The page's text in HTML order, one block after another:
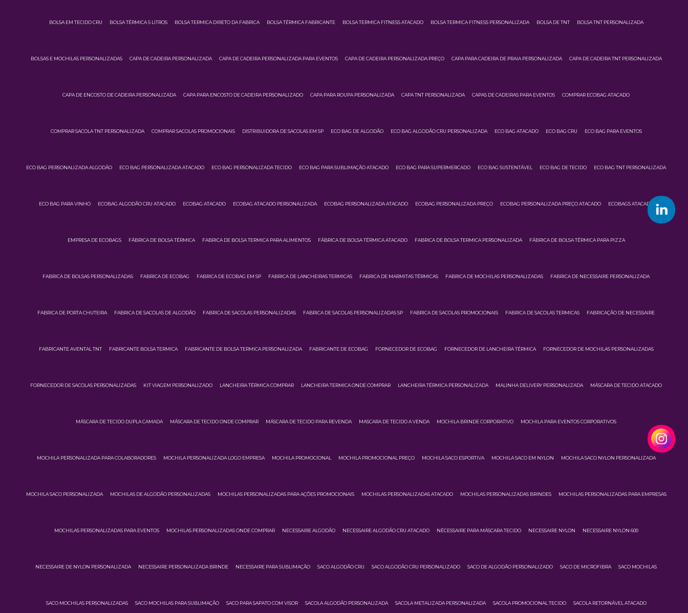
BOLSA EM TECIDO CRU BOLSA TÉRMICA 5 LITROS BOLSA TERMICA DIRETO DA FABRICA BOLSA TÉRMICA FABRICANTE BOLSA TERMICA FITNESS ATACADO BOLSA TERMICA FITNESS PERSONALIZADA BOLSA DE TNT BOLSA TNT PERSONALIZADA
BOLSAS E MOCHILAS PERSONALIZADAS CAPA DE CADEIRA PERSONALIZADA CAPA DE CADEIRA PERSONALIZADA PARA EVENTOS CAPA DE CADEIRA PERSONALIZADA PREÇO CAPA PARA CADEIRA DE PRAIA PERSONALIZADA CAPA DE CADEIRA TNT PERSONALIZADA
CAPA DE ENCOSTO DE CADEIRA PERSONALIZADA CAPA PARA ENCOSTO DE CADEIRA PERSONALIZADO CAPA PARA ROUPA PERSONALIZADA CAPA TNT PERSONALIZADA CAPAS DE CADEIRAS PARA EVENTOS COMPRAR ECOBAG ATACADO
COMPRAR SACOLA TNT PERSONALIZADA COMPRAR SACOLAS PROMOCIONAIS DISTRIBUIDORA DE SACOLAS EM SP ECO BAG DE ALGODÃO ECO BAG ALGODÃO CRU PERSONALIZADA ECO BAG ATACADO ECO BAG CRU ECO BAG PARA EVENTOS
ECO BAG PERSONALIZADA ALGODÃO ECO BAG PERSONALIZADA ATACADO ECO BAG PERSONALIZADA TECIDO ECO BAG PARA SUBLIMAÇÃO ATACADO ECO BAG PARA SUPERMERCADO ECO BAG SUSTENTÁVEL ECO BAG DE TECIDO ECO BAG TNT PERSONALIZADA
ECO BAG PARA VINHO ECOBAG ALGODÃO CRU ATACADO ECOBAG ATACADO ECOBAG ATACADO PERSONALIZADA ECOBAG PERSONALIZADA ATACADO ECOBAG PERSONALIZADA PREÇO ECOBAG PERSONALIZADA PREÇO ATACADO ECOBAGS ATACADO
EMPRESA DE ECOBAGS FÁBRICA DE BOLSA TÉRMICA FABRICA DE BOLSA TERMICA PARA ALIMENTOS FÁBRICA DE BOLSA TÉRMICA ATACADO FABRICA DE BOLSA TERMICA PERSONALIZADA FÁBRICA DE BOLSA TÉRMICA PARA PIZZA
FABRICA DE BOLSAS PERSONALIZADAS FABRICA DE ECOBAG FABRICA DE ECOBAG EM SP FABRICA DE LANCHEIRAS TERMICAS FABRICA DE MARMITAS TÉRMICAS FABRICA DE MOCHILAS PERSONALIZADAS FABRICA DE NECESSAIRE PERSONALIZADA
FABRICA DE PORTA CHUTEIRA FABRICA DE SACOLAS DE ALGODÃO FABRICA DE SACOLAS PERSONALIZADAS FABRICA DE SACOLAS PERSONALIZADAS SP FABRICA DE SACOLAS PROMOCIONAIS FABRICA DE SACOLAS TERMICAS FABRICAÇÃO DE NECESSAIRE
FABRICANTE AVENTAL TNT FABRICANTE BOLSA TERMICA FABRICANTE DE BOLSA TERMICA PERSONALIZADA FABRICANTE DE ECOBAG FORNECEDOR DE ECOBAG FORNECEDOR DE LANCHEIRA TÉRMICA FORNECEDOR DE MOCHILAS PERSONALIZADAS
FORNECEDOR DE SACOLAS PERSONALIZADAS KIT VIAGEM PERSONALIZADO LANCHEIRA TÉRMICA COMPRAR LANCHEIRA TERMICA ONDE COMPRAR LANCHEIRA TÉRMICA PERSONALIZADA MALINHA DELIVERY PERSONALIZADA MÁSCARA DE TECIDO ATACADO
MÁSCARA DE TECIDO DUPLA CAMADA MÁSCARA DE TECIDO ONDE COMPRAR MÁSCARA DE TECIDO PARA REVENDA MASCARA DE TECIDO A VENDA MOCHILA BRINDE CORPORATIVO MOCHILA PARA EVENTOS CORPORATIVOS
MOCHILA PERSONALIZADA PARA COLABORADORES MOCHILA PERSONALIZADA LOGO EMPRESA MOCHILA PROMOCIONAL MOCHILA PROMOCIONAL PREÇO MOCHILA SACO ESPORTIVA MOCHILA SACO EM NYLON MOCHILA SACO NYLON PERSONALIZADA
MOCHILA SACO PERSONALIZADA MOCHILAS DE ALGODÃO PERSONALIZADAS MOCHILAS PERSONALIZADAS PARA AÇÕES PROMOCIONAIS MOCHILAS PERSONALIZADAS ATACADO MOCHILAS PERSONALIZADAS BRINDES MOCHILAS PERSONALIZADAS PARA EMPRESAS
MOCHILAS PERSONALIZADAS PARA EVENTOS MOCHILAS PERSONALIZADAS ONDE COMPRAR NECESSAIRE ALGODÃO NECESSAIRE ALGODÃO CRU ATACADO NÉCESSAIRE PARA MÁSCARA TECIDO NECESSAIRE NYLON NECESSAIRE NYLON 600
NECESSAIRE DE NYLON PERSONALIZADA NECESSAIRE PERSONALIZADA BRINDE NECESSAIRE PARA SUBLIMAÇÃO SACO ALGODÃO CRU SACO ALGODÃO CRU PERSONALIZADO SACO DE ALGODÃO PERSONALIZADO SACO DE MICROFIBRA SACO MOCHILAS
SACO MOCHILAS PERSONALIZADAS SACO MOCHILAS PARA SUBLIMAÇÃO SACO PARA SAPATO COM VISOR SACOLA ALGODÃO PERSONALIZADA SACOLA METALIZADA PERSONALIZADA SACOLA PROMOCIONAL TECIDO SACOLA RETORNÁVEL ATACADO